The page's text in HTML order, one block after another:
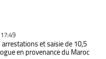
arrestations et saisie de 10,5
en provenance du Maroc